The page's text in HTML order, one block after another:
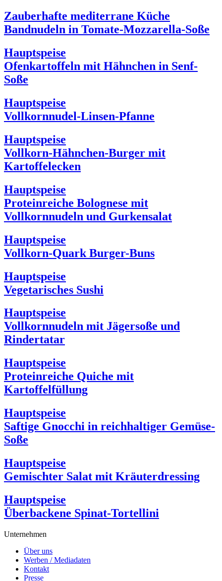
Zauberhafte mediterrane Küche
Bandnudeln in Tomate-Mozzarella-Soße
Hauptspeise
Ofenkartoffeln mit Hähnchen in Senf-
Soße
Hauptspeise
Vollkornnudel-Linsen-Pfanne
Hauptspeise
Vollkorn-Hähnchen-Burger mit
Kartoffelecken
Hauptspeise
Proteinreiche Bolognese mit
Vollkornnudeln und Gurkensalat
Hauptspeise
Vollkorn-Quark Burger-Buns
Hauptspeise
Vegetarisches Sushi
Hauptspeise
Vollkornnudeln mit Jägersoße und
Rindertatar
Hauptspeise
Proteinreiche Quiche mit
Kartoffelfüllung
Hauptspeise
Saftige Gnocchi in reichhaltiger Gemüse-
Soße
Hauptspeise
Gemischter Salat mit Kräuterdressing
Hauptspeise
Überbackene Spinat-Tortellini
Unternehmen
Über uns
Werben / Mediadaten
Kontakt
Presse